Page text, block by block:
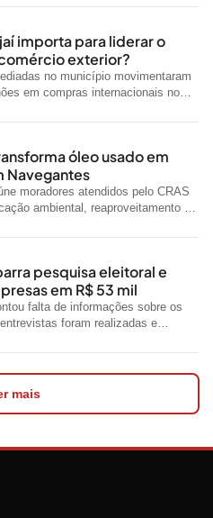
importa para liderar o
exterior?
no município movimentaram
em compras internacionais no
óleo usado em
Navegantes
moradores atendidos pelo CRAS
ambiental, reaproveitamento de
pesquisa eleitoral e
em R$ 53 mil
falta de informações sobre os
foram realizadas e
mais